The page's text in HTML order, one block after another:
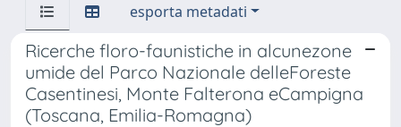
esporta metadati
Ricerche floro-faunistiche in alcunezone
umide del Parco Nazionale delleForeste
Casentinesi, Monte Falterona eCampigna
(Toscana, Emilia-Romagna)